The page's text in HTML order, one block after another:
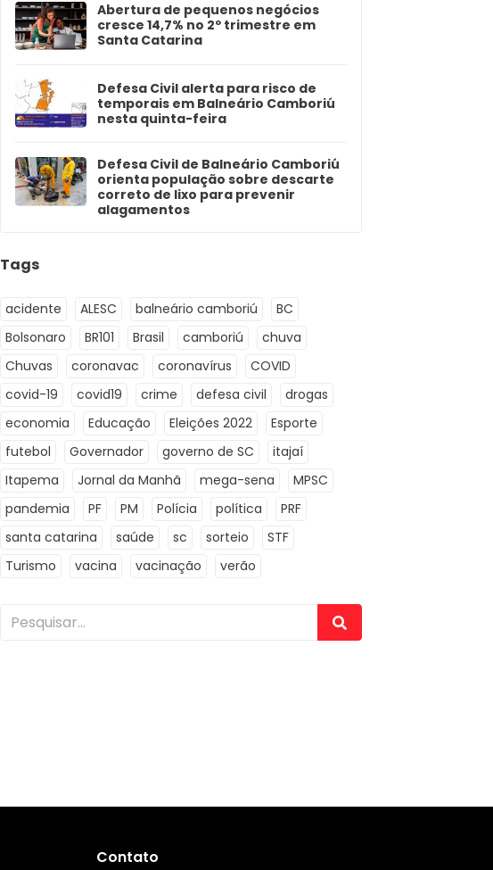
Abertura de pequenos negócios
cresce 14,7% no 2º trimestre em
Santa Catarina
Defesa Civil alerta para risco de
temporais em Balneário Camboriú
nesta quinta-feira
Defesa Civil de Balneário Camboriú
orienta população sobre descarte
correto de lixo para prevenir
alagamentos
Tags
acidente ALESC balneário camboriú
BC
Bolsonaro
BR101 Brasil camboriú
chuva
Chuvas
coronavac coronavírus
COVID
covid-19
covid19 crime defesa civil
drogas
economia
Educação Eleições 2022
Esporte
futebol
Governador governo de SC
itajaí
Itapema
Jornal da Manhã mega-sena
MPSC
pandemia
PF PM Polícia política
PRF
santa catarina
saúde sc sorteio
STF
Turismo
vacina vacinação verão
Contato